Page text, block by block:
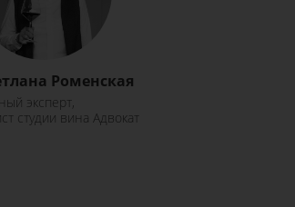
Роменская
эксперт,
студии вина Адвокат